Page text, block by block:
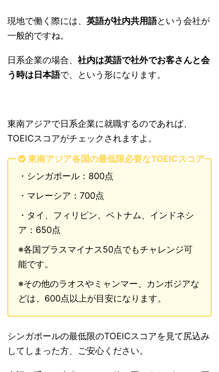
現地で働く際には、 英語が社内共用語という会社が
一般的ですね。
日系企業の場合、 社内は英語で社外でお客さんと会
う時は日本語で、という形になります。
東南アジアで日系企業に就職するのであれば、
TOEICスコアがチェックされますよ。
東南アジア各国の最低限必要なTOEICスコア
・シンガポール：800点
・マレーシア：700点
・タイ、フィリピン、ベトナム、インドネシ
ア：650点
※各国プラスマイナス50点でもチャレンジ可
能です。
※その他のラオスやミャンマー、カンボジアな
どは、600点以上が目安になります。
シンガポールの最低限のTOEICスコアを見て尻込み
してしまった方、ご安心ください。